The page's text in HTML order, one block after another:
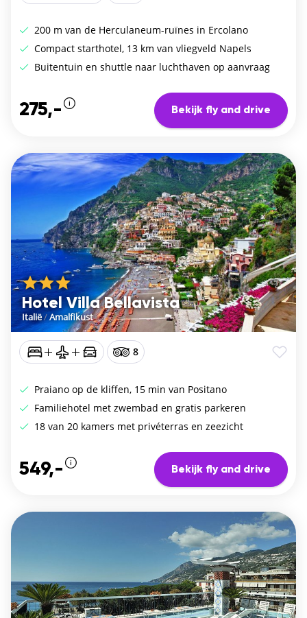
200 m van de Herculaneum-ruïnes in Ercolano
Compact starthotel, 13 km van vliegveld Napels
Buitentuin en shuttle naar luchthaven op aanvraag
275,- Bekijk fly and drive
Hotel Villa Bellavista
Italië/Amalfikust
8
Praiano op de kliffen, 15 min van Positano
Familiehotel met zwembad en gratis parkeren
18 van 20 kamers met privéterras en zeezicht
549,- Bekijk fly and drive